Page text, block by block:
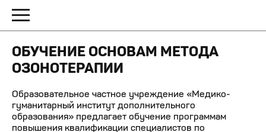
ОБУЧЕНИЕ ОСНОВАМ МЕТОДА
ОЗОНОТЕРАПИИ
Образовательное частное учреждение «Медико-
гуманитарный институт дополнительного
образования» предлагает обучение программам
повышения квалификации специалистов по